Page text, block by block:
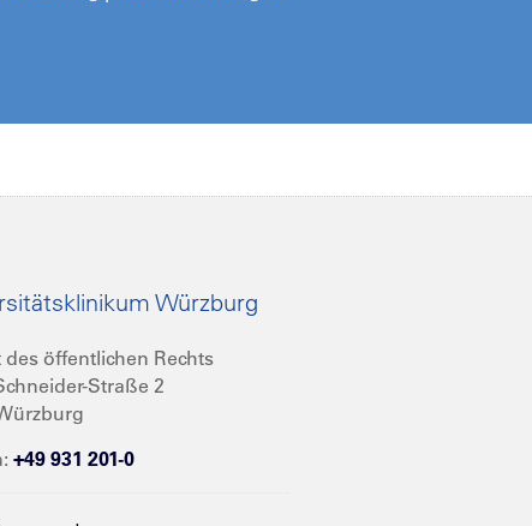
Würzburg
öffentlichen Rechts
Straße 2
+49 931 201-0